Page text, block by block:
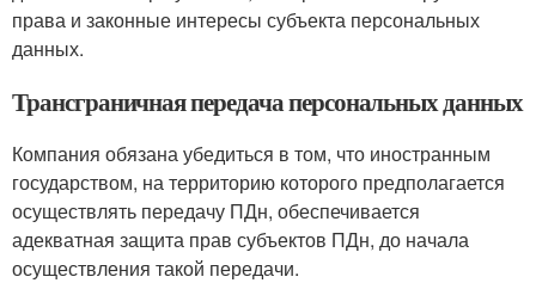
права и законные интересы субъекта персональных
данных.
Трансграничная передача персональных данных
Компания обязана убедиться в том, что иностранным
государством, на территорию которого предполагается
осуществлять передачу ПДн, обеспечивается
адекватная защита прав субъектов ПДн, до начала
осуществления такой передачи.